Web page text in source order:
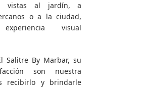
vistas al jardín, a
o a la ciudad,
visual
Salitre By Marbar, su
son nuestra
recibirlo y brindarle